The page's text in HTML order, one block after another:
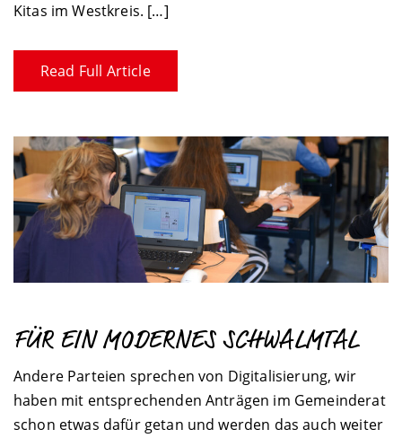
Kitas im Westkreis. […]
Read Full Article
FÜR EIN MODERNES SCHWALMTAL
Andere Parteien sprechen von Digitalisierung, wir
haben mit entsprechenden Anträgen im Gemeinderat
schon etwas dafür getan und werden das auch weiter